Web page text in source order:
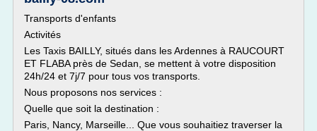
Transports d'enfants
Activités
Les Taxis BAILLY, situés dans les Ardennes à RAUCOURT
ET FLABA près de Sedan, se mettent à votre disposition
24h/24 et 7j/7 pour tous vos transports.
Nous proposons nos services :
Quelle que soit la destination :
Paris, Nancy, Marseille... Que vous souhaitiez traverser la